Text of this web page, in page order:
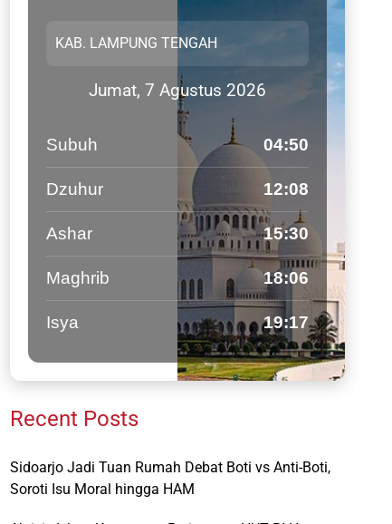
Jumat, 7 Agustus 2026
Subuh 04:50
Dzuhur 12:08
Ashar 15:30
Maghrib 18:06
Isya 19:17
Recent Posts
Sidoarjo Jadi Tuan Rumah Debat Boti vs Anti-Boti,
Soroti Isu Moral hingga HAM